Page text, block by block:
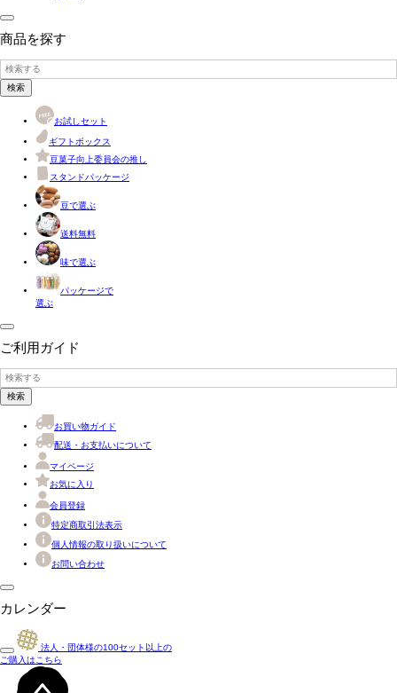
商品を探す
検索
お試しセット
ギフトボックス
豆菓子向上委員会の推し
スタンドパッケージ
豆で選ぶ
送料無料
味で選ぶ
パッケージで
選ぶ
ご利用ガイド
検索
お買い物ガイド
配送・お支払いについて
マイページ
お気に入り
会員登録
特定商取引法表示
個人情報の取り扱いについて
お問い合わせ
カレンダー
法人・団体様の100セット以上の
ご購入はこちら